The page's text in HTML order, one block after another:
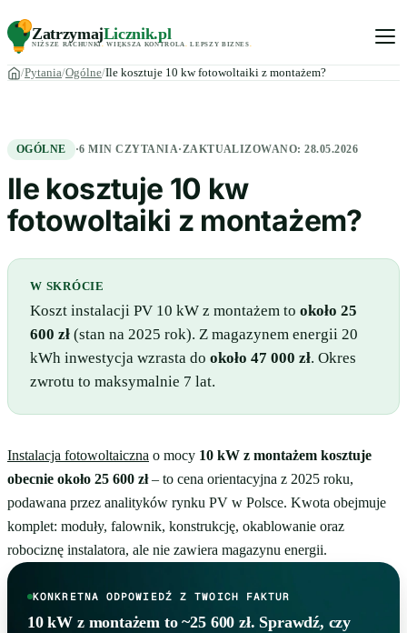
ZatrzymajLicznik.pl
NIŻSZE RACHUNKI. WIĘKSZA KONTROLA LEPSZY BIZNES
Pytania Ogólne Ile kosztuje 10 kw fotowoltaiki z montażem?
OGÓLNE ·6 MIN CZYTANIA·ZAKTUALIZOWANO:28.05.2026
Ile kosztuje 10 kw
fotowoltaiki z montażem?
W SKRÓCIE
Koszt instalacji PV 10 kW z montażem to około 25
600 zł (stan na 2025 rok). Z magazynem energii 20
kWh inwestycja wzrasta do około 47 000 zł. Okres
zwrotu to maksymalnie 7 lat.
Instalacja fotowoltaiczna o mocy 10 kW z montażem kosztuje
obecnie około 25 600 zł– to cena orientacyjna z 2025 roku,
podawana przez analityków rynku PV w Polsce. Kwota obejmuje
komplet: moduły, falownik, konstrukcję, okablowanie oraz
robociznę instalatora, ale nie zawiera magazynu energii.
KONKRETNA ODPOWIEDŹ Z TWOICH FAKTUR
10 kW z montażem to ~25 600 zł. Sprawdź, czy